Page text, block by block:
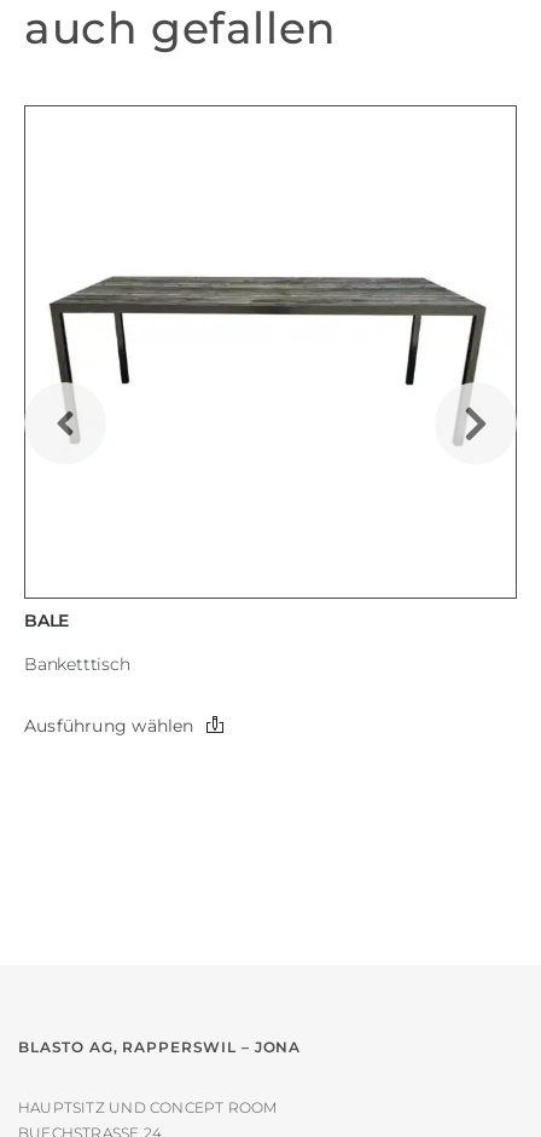
auch gefallen
BALE
Banketttisch
Ausführung wählen
Dieses
BLASTO AG, RAPPERSWIL – JONA
HAUPTSITZ UND CONCEPT ROOM
BUECHSTRASSE 24